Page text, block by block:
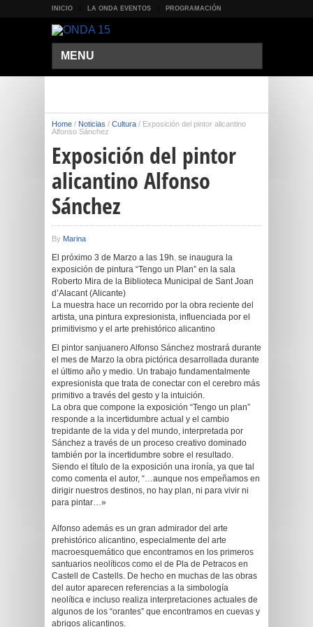
INICIO LA ONDA EVENTOS PROGRAMACIÓN
MENU
Home / Noticias / Cultura / Exposición del pintor alicantino
Alfonso Sánchez
Exposición del pintor
alicantino Alfonso
Sánchez
By Marina
El próximo 3 de Marzo a las 19h. se inaugura la
exposición de pintura “Tengo un Plan” en la sala
Roberto Mira de la Biblioteca Municipal de Sant Joan
d’Alacant (Alicante)
La muestra hace un recorrido por la obra reciente del
artista, una pintura expresionista, influenciada por el
primitivismo y el arte prehistórico alicantino
El pintor sanjuanero Alfonso Sánchez mostrará durante
el mes de Marzo la obra pictórica desarrollada durante
el último año y medio. Un trabajo fundamentalmente
expresionista que trata de conectar con el cerebro más
primitivo a través del gesto y la intuición.
La obra que compone la exposición “Tengo un plan”
responde a la incertidumbre actual y el cambio
trepidante de la vida y del mundo, interpretada por
Sánchez a través de un proceso creativo dominado
también por la incertidumbre sobre el resultado.
Siendo el título de la exposición una ironía, ya que tal
como comenta el autor, “…aunque nos empeñamos en
dirigir nuestros destinos, no hay plan, ni para vivir ni
para pintar…»
Alfonso además es un gran admirador del arte
prehistórico alicantino, especialmente del arte
macroesquemático que encontramos en los primeros
santuarios neolíticos como el de Pla de Petracos en
Castell de Castells. De hecho en muchas de las obras
del autor aparecen referencias a la simbología
neolítica e incluso realiza interpretaciones actuales de
algunos de los “orantes” que encontramos en cuevas y
abrigos alicantinos.